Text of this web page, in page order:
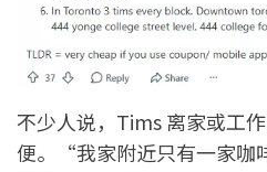
不少人说，Tims 离家或工
便。“我家附近只有一家咖